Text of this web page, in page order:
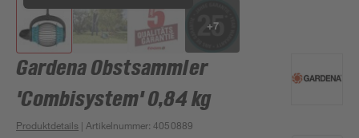
+7
Gardena Obstsammler
'Combisystem' 0,84 kg
Produktdetails | Artikelnummer:4050889